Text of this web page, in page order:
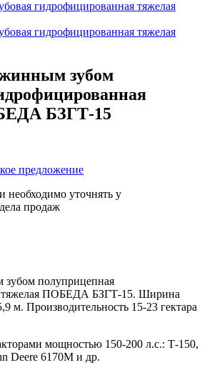
зубом
БЗГТ-15
предложение
необходимо уточнять у
продаж
полуприцепная
тяжелая ПОБЕДА БЗГТ-15. Ширина
м. Производительность 15-23 гектара
мощностью 150-200 л.с.: Т-150,
Deere 6170М и др.